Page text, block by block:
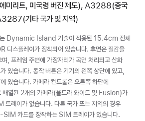
미리트, 미국령 버진 제도), A3288(중국
기타 국가 및 지역)
Dynamic Island 기술이 적용된 15.4cm 전체
스플레이가 장착되어 있습니다. 후면은 질감을
, 프레임 주변에 가장자리가 곡면 처리되고 산화
있습니다. 동작 버튼은 기기의 왼쪽 상단에 있고,
있습니다. 카메라 컨트롤은 오른쪽 하단에
배열된 2개의 카메라(울트라 와이드 및 Fusion)가
트레이가 없습니다. 다른 국가 또는 지역의 경우
카드를 장착하는 SIM 트레이가 있습니다.